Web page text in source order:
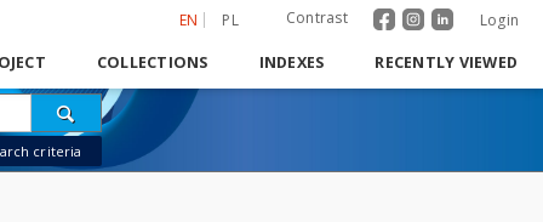
EN PL Contrast Login
COLLECTIONS INDEXES RECENTLY VIEWED
criteria